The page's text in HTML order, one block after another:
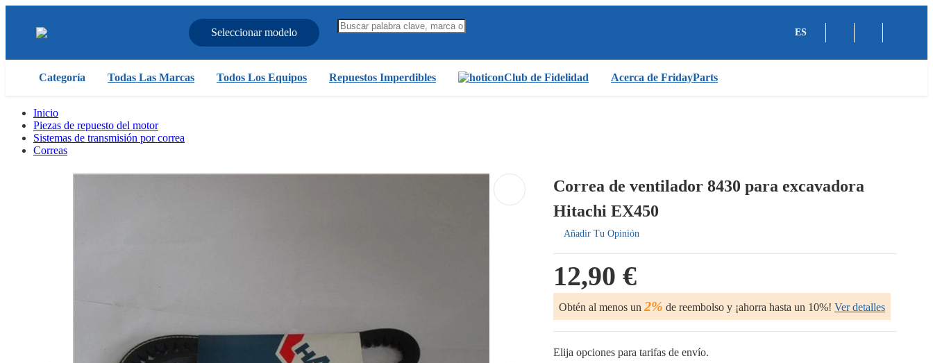
Seleccionar modelo ES
Categoría Todas Las Marcas Todos Los Equipos Repuestos Imperdibles Club de Fidelidad Acerca de FridayParts
Inicio
Piezas de repuesto del motor
Sistemas de transmisión por correa
Correas
Correa de ventilador 8430 para excavadora
Hitachi EX450
Añadir Tu Opinión
12,90 €
Obtén al menos un 2% de reembolso y ¡ahorra hasta un 10%! Ver detalles
Elija opciones para tarifas de envío.